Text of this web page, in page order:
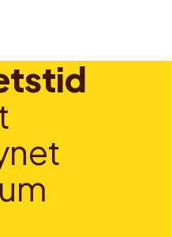
tstid
net
m